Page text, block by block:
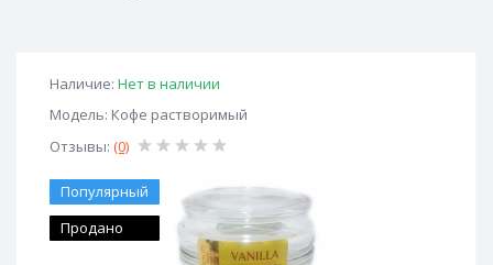
Наличие: Нет в наличии
Модель: Кофе растворимый
Отзывы: (0)
Популярный
Продано